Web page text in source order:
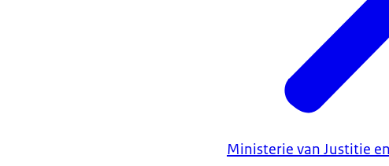
Ministerie van Justitie